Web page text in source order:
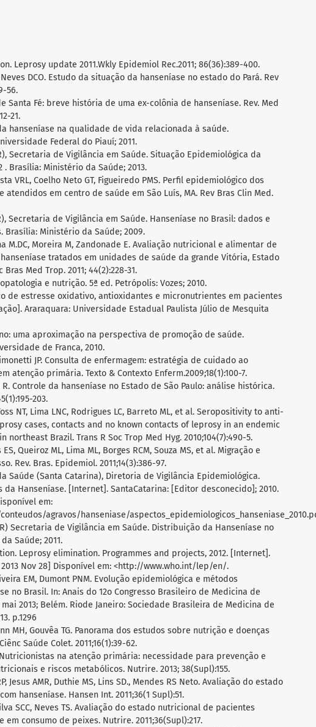
Leprosy update 2011.Wkly Epidemiol Rec.2011; 86(36):389-400.
Neves DCO. Estudo da situação da hanseníase no estado do Pará. Rev
56.
Santa Fé: breve história de uma ex-colônia de hanseníase. Rev. Med
21.
hanseníase na qualidade de vida relacionada à saúde.
Federal do Piauí; 2011.
Secretaria de Vigilância em Saúde. Situação Epidemiológica da
. Brasília: Ministério da Saúde; 2013.
VRL, Coelho Neto GT, Figueiredo PMS. Perfil epidemiológico dos
atendidos em centro de saúde em São Luís, MA. Rev Bras Clin Med.
Secretaria de Vigilância em Saúde. Hanseníase no Brasil: dados e
Brasília: Ministério da Saúde; 2009.
M.DC, Moreira M, Zandonade E. Avaliação nutricional e alimentar de
tratados em unidades de saúde da grande Vitória, Estado
Med Trop. 2011; 44(2):228-31.
e nutrição. 5ª ed. Petrópolis: Vozes; 2010.
de estresse oxidativo, antioxidantes e micronutrientes em pacientes
Araraquara: Universidade Estadual Paulista Júlio de Mesquita
uma aproximação na perspectiva de promoção de saúde.
de Franca, 2010.
JP. Consulta de enfermagem: estratégia de cuidado ao
atenção primária. Texto & Contexto Enferm.2009;18(1):100-7.
Controle da hanseníase no Estado de São Paulo: análise histórica.
203.
NT, Lima LNC, Rodrigues LC, Barreto ML, et al. Seropositivity to anti-
cases, contacts and no known contacts of leprosy in an endemic
Brazil. Trans R Soc Trop Med Hyg. 2010;104(7):490-5.
ES, Queiroz ML, Lima ML, Borges RCM, Souza MS, et al. Migração e
Rev. Bras. Epidemiol. 2011;14(3):386-97.
Saúde (Santa Catarina), Diretoria de Vigilância Epidemiológica.
da Hanseníase. [Internet]. SantaCatarina: [Editor desconecido]; 2010.
em:
agravos/hanseniase/
Secretaria de Vigilância em Saúde. Distribuição da Hanseníase no
Saúde; 2011.
Leprosy elimination. Programmes and projects, 2012. [Internet].
2013 Nov 28] Disponível em: <http://www.who.int/lep/en/.
EM, Dumont PNM. Evolução epidemiológica e métodos
no Brasil. In: Anais do 12o Congresso Brasileiro de Medicina de
2013; Belém. Riode Janeiro: Sociedade Brasileira de Medicina de
p.1296
MH, Gouvêa TG. Panorama dos estudos sobre nutrição e doenças
Saúde Colet. 2011;16(1):39-62.
Nutricionistas na atenção primária: necessidade para prevenção e
e riscos metabólicos. Nutrire. 2013; 38(Supl):155.
Jesus AMR, Duthie MS, Lins SD., Mendes RS Neto. Avaliação do estado
hanseníase. Hansen Int. 2011;36(1 Supl):51.
SCC, Neves TS. Avaliação do estado nutricional de pacientes
consumo de peixes. Nutrire. 2011;36(Supl):217.